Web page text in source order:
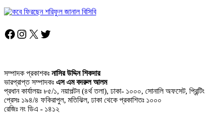
Facebook
Instagram
X Twitter
সম্পাদক প্রকাশকঃ নাসির উদ্দিন শিকদার
ভারপ্রাপ্ত সম্পাদকঃ এস এম বদরুল আলম
প্রধান কার্যালয়ঃ ৮৫/১, নয়াপল্টন (৪র্থ তলা), ঢাকা- ১০০০, সোনালি অফসেট, প্রিন্টিং
প্রেসঃ ১৯৪/৪ ফকিরাপুল, মতিঝিল, ঢাকা থেকে প্রকাশিতঃ ১০০০
রেজিঃ নং ডিএ - ১৪১২